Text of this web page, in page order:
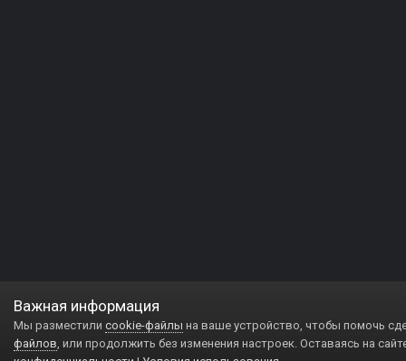
Важная информация
Мы разместили cookie-файлы на ваше устройство, чтобы помочь
файлов, или продолжить без изменения настроек. Оставаясь на